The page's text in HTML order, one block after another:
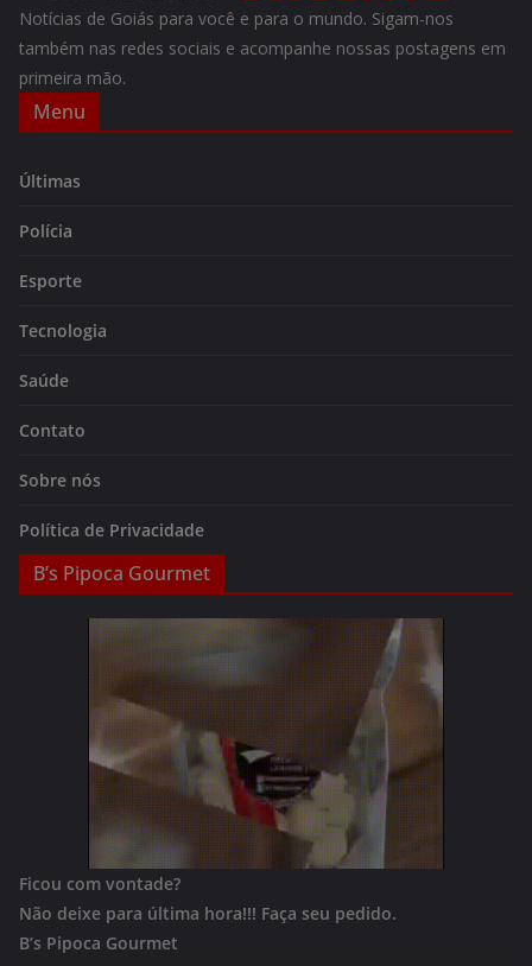
Notícias de Goiás para você e para o mundo. Sigam-nos
também nas redes sociais e acompanhe nossas postagens em
primeira mão.
Menu
Últimas
Polícia
Esporte
Tecnologia
Saúde
Contato
Sobre nós
Política de Privacidade
B’s Pipoca Gourmet
Ficou com vontade?
Não deixe para última hora!!! Faça seu pedido.
B’s Pipoca Gourmet